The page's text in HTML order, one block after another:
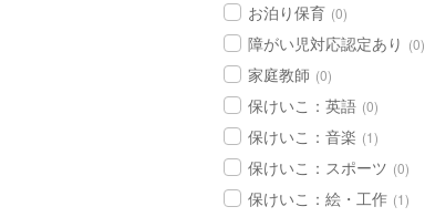
お泊り保育 (0)
障がい児対応認定あり (0)
家庭教師 (0)
保けいこ：英語 (0)
保けいこ：音楽 (1)
保けいこ：スポーツ (0)
保けいこ：絵・工作 (1)